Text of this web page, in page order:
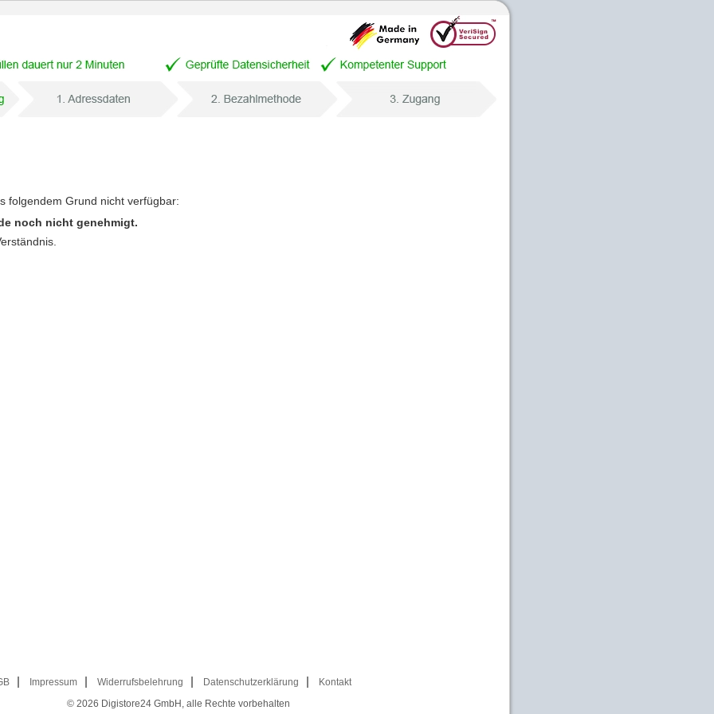
folgendem Grund nicht verfügbar:
noch nicht genehmigt.
Impressum Widerrufsbelehrung Datenschutzerklärung
Kontakt
© 2026 Digistore24 GmbH, alle Rechte vorbehalten